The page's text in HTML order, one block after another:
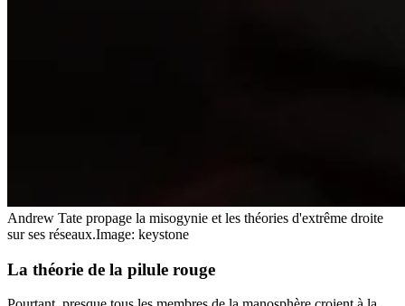
Andrew Tate propage la misogynie et les théories d'extrême droite
sur ses réseaux.Image: keystone
La théorie de la pilule rouge